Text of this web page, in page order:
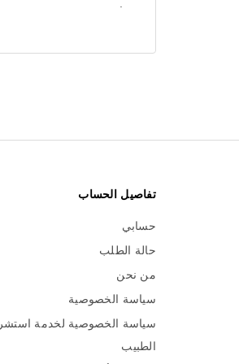
تفاصيل الحساب
حسابي
حالة الطلب
من نحن
سياسة الخصوصية
سياسة الخصوصية لخدمة استشر
الطبيب